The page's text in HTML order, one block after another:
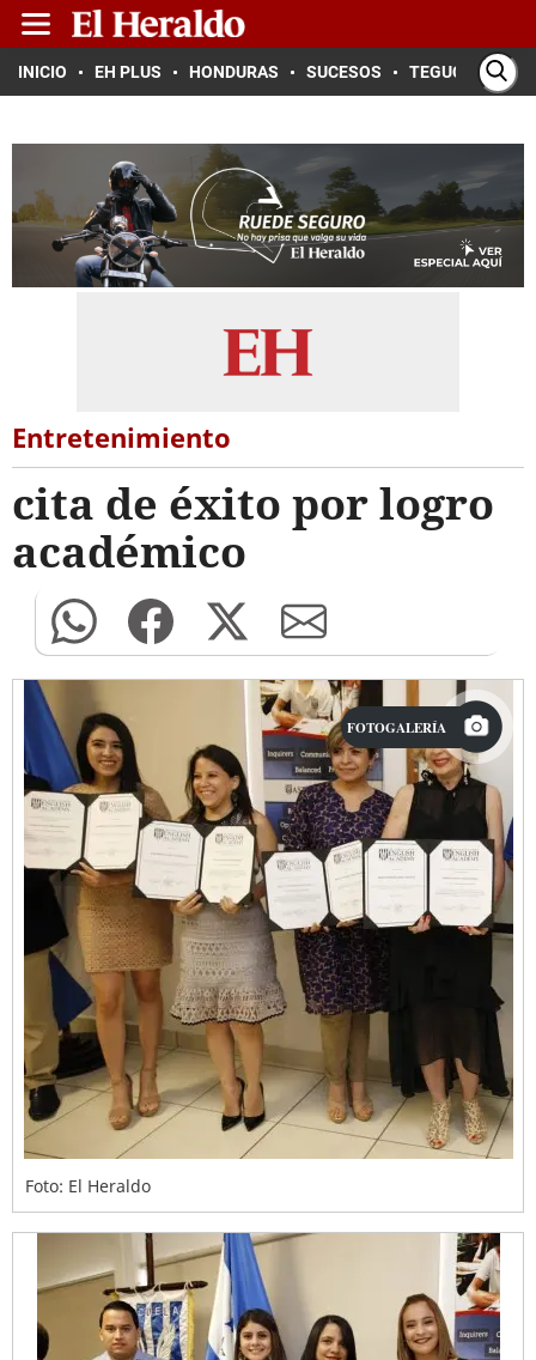
INICIO EH PLUS HONDURAS SUCESOS TEGUCIGALPA
Entretenimiento
cita de éxito por logro
académico
FOTOGALERÍA
Foto: El Heraldo